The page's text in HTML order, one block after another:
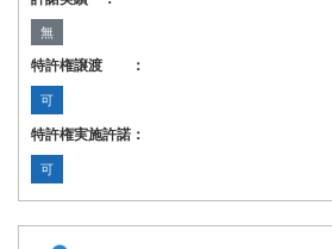
無
特許権譲渡 ：
可
特許権実施許諾：
可